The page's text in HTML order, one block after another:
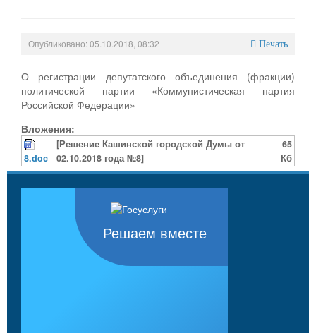
Опубликовано: 05.10.2018, 08:32 Печать
О регистрации депутатского объединения (фракции)
политической партии «Коммунистическая партия
Российской Федерации»
Вложения:
8.doc
[Решение Кашинской городской Думы от
02.10.2018 года №8]
65
Кб
Решаем вместе